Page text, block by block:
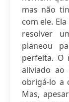
mas não
com ele.
resolver
planeou
perfeita. O
aliviado ao
obrigá-lo a
Mas,